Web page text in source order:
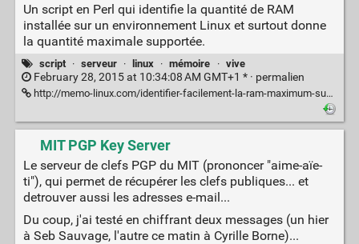
Un script en Perl qui identifie la quantité de RAM
installée sur un environnement Linux et surtout donne
la quantité maximale supportée.
script · serveur · linux · mémoire · vive
February 28, 2015 at 10:34:08 AM GMT+1 * · permalien
http://memo-linux.com/identifier-facilement-la-ram-maximum-supportees-et-installees-sur-les-systemes-gnulinux/
MIT PGP Key Server
Le serveur de clefs PGP du MIT (prononcer "aime-aïe-
ti"), qui permet de récupérer les clefs publiques... et
detrouver aussi les adresses e-mail...
Du coup, j'ai testé en chiffrant deux messages (un hier
à Seb Sauvage, l'autre ce matin à Cyrille Borne)...